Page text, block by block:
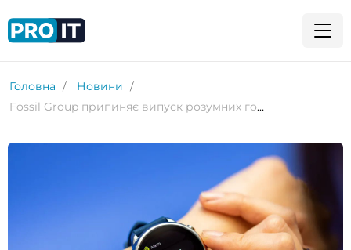
Головна
Новини
Fossil Group припиняє випуск розумних годинників